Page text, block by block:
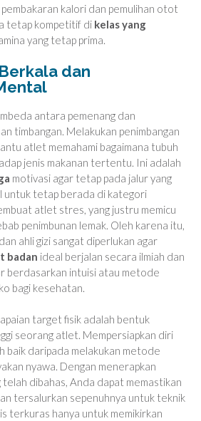
kalori dan pemulihan otot
tetap kompetitif di kelas yang
yang tetap prima.
dan
antara pemenang dan
timbangan. Melakukan penimbangan
atlet memahami bagaimana tubuh
jenis makanan tertentu. Ini adalah
motivasi agar tetap pada jalur yang
untuk tetap berada di kategori
atlet stres, yang justru memicu
penimbunan lemak. Oleh karena itu,
ahli gizi sangat diperlukan agar
badan ideal berjalan secara ilmiah dan
berdasarkan intuisi atau metode
bagi kesehatan.
target fisik adalah bentuk
seorang atlet. Mempersiapkan diri
baik daripada melakukan metode
nyawa. Dengan menerapkan
dibahas, Anda dapat memastikan
tersalurkan sepenuhnya untuk teknik
terkuras hanya untuk memikirkan